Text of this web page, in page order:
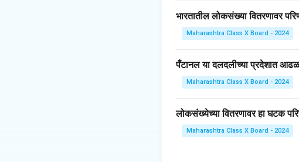
भारतातील लोकसंख्या वितरणावर
Maharashtra Class X Board - 2024
पँटानल या दलदलीच्या प्रदेशात
Maharashtra Class X Board - 2024
लोकसंख्येच्या वितरणावर हा घटक
Maharashtra Class X Board - 2024